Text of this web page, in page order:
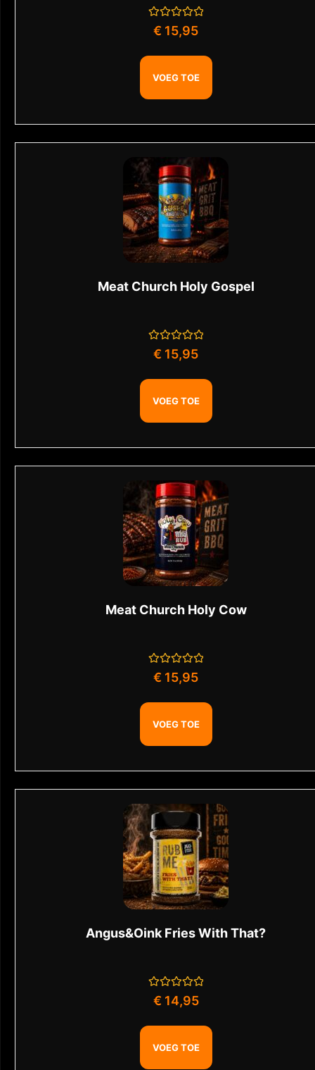
Gewaardeerd
5
€ 15,95
VOEG TOE
Meat Church Holy Gospel
Gewaardeerd
5
€ 15,95
VOEG TOE
Meat Church Holy Cow
Gewaardeerd
5
€ 15,95
VOEG TOE
Angus&Oink Fries With That?
Gewaardeerd
5
€ 14,95
VOEG TOE